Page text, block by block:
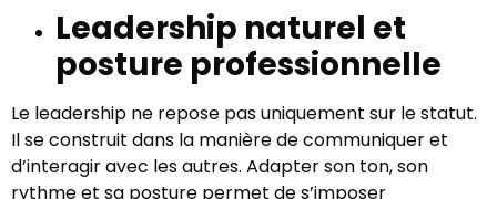
Leadership naturel et
posture professionnelle
Le leadership ne repose pas uniquement sur le statut.
Il se construit dans la manière de communiquer et
d’interagir avec les autres. Adapter son ton, son
rythme et sa posture permet de s’imposer